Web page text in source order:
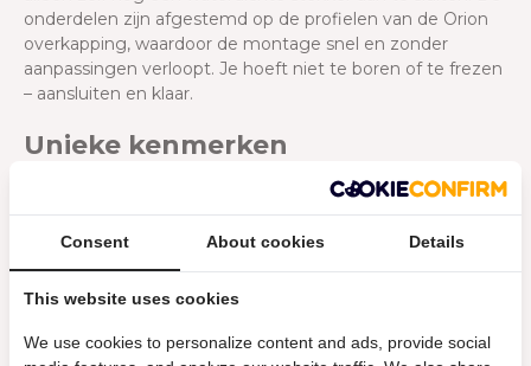
onderdelen zijn afgestemd op de profielen van de Orion
overkapping, waardoor de montage snel en zonder
aanpassingen verloopt. Je hoeft niet te boren of te frezen
– aansluiten en klaar.
Unieke kenmerken
Met deze LED-uitbreidingsset maak je jouw Orion
overkapping compleet. Je voegt praktische verlichting toe
die perfect past bij het bestaande systeem. De set is
eenvoudig te installeren en te bedienen, en zorgt ervoor
dat je ook ’s avonds comfortabel van je overkapping kunt
Naadloos passend bij de Orion overkapping
Consent About cookies Details
This website uses cookies
We use cookies to personalize content and ads, provide social